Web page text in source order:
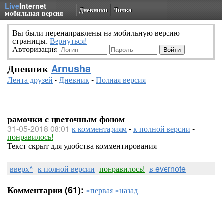
LiveInternet
мобильная версия Дневники Личка
Вы были перенаправлены на мобильную версию
страницы. Вернуться!
Авторизация
Дневник Arnusha
Лента друзей -Дневник-Полная версия
рамочки с цветочным фоном
31-05-2018 08:01 к комментариям-к полной версии -
понравилось!
Текст скрыт для удобства комментирования
вверх^ к полной версии понравилось! в evernote
Комментарии (61): «первая «назад